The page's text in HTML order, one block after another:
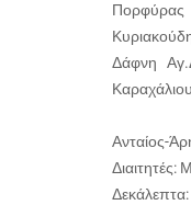
Δάφνη
Ανταίος-